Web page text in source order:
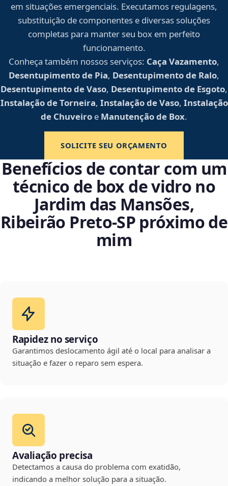
em situações emergenciais. Executamos regulagens,
substituição de componentes e diversas soluções
completas para manter seu box em perfeito
funcionamento.
Conheça também nossos serviços: Caça Vazamento,
Desentupimento de Pia, Desentupimento de Ralo,
Desentupimento de Vaso, Desentupimento de Esgoto,
Instalação de Torneira, Instalação de Vaso, Instalação
de Chuveiro e Manutenção de Box.
SOLICITE SEU ORÇAMENTO
Benefícios de contar com um
técnico de box de vidro no
Jardim das Mansões,
Ribeirão Preto‑SP próximo de
mim
Rapidez no serviço
Garantimos deslocamento ágil até o local para analisar a
situação e fazer o reparo sem espera.
Avaliação precisa
Detectamos a causa do problema com exatidão,
indicando a melhor solução para a situação.